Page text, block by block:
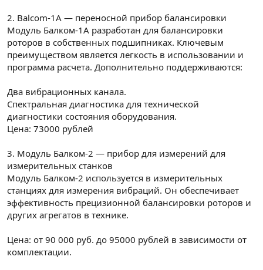
2. Balcom-1A — переносной прибор балансировки
Модуль Балком-1А разработан для балансировки
роторов в собственных подшипниках. Ключевым
преимуществом является легкость в использовании и
программа расчета. Дополнительно поддерживаются:
Два вибрационных канала.
Спектральная диагностика для технической
диагностики состояния оборудования.
Цена: 73000 рублей
3. Модуль Балком-2 — прибор для измерений для
измерительных станков
Модуль Балком-2 используется в измерительных
станциях для измерения вибраций. Он обеспечивает
эффективность прецизионной балансировки роторов и
других агрегатов в технике.
Цена: от 90 000 руб. до 95000 рублей в зависимости от
комплектации.